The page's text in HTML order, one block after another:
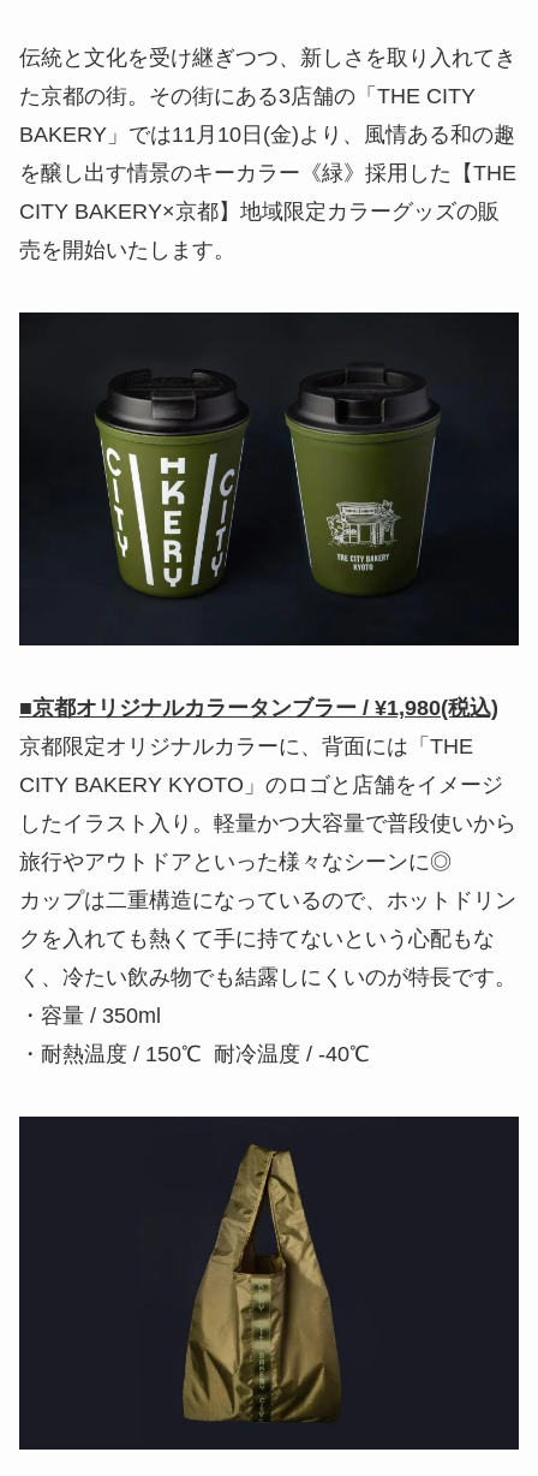
伝統と文化を受け継ぎつつ、新しさを取り入れてき
た京都の街。その街にある3店舗の「THE CITY
BAKERY」では11月10日(金)より、風情ある和の趣
を醸し出す情景のキーカラー《緑》採用した【THE
CITY BAKERY×京都】地域限定カラーグッズの販
売を開始いたします。
■京都オリジナルカラータンブラー / ¥1,980(税込)
京都限定オリジナルカラーに、背面には「THE
CITY BAKERY KYOTO」のロゴと店舗をイメージ
したイラスト入り。軽量かつ大容量で普段使いから
旅行やアウトドアといった様々なシーンに◎
カップは二重構造になっているので、ホットドリン
クを入れても熱くて手に持てないという心配もな
く、冷たい飲み物でも結露しにくいのが特長です。
・容量 / 350ml
・耐熱温度 / 150℃ 耐冷温度 / -40℃